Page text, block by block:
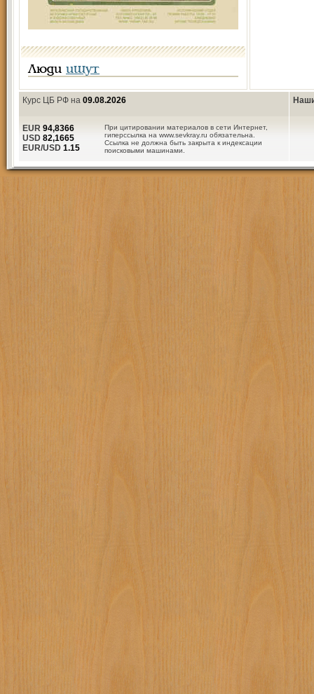
Люди ищут
Курс ЦБ РФ на 09.08.2026
При цитировании материалов в сети Интернет,
гиперссылка на www.sevkray.ru обязательна.
Ссылка не должна быть закрыта к индексации
поисковыми машинами.
EUR 94,8366
USD 82,1665
EUR/USD 1.15